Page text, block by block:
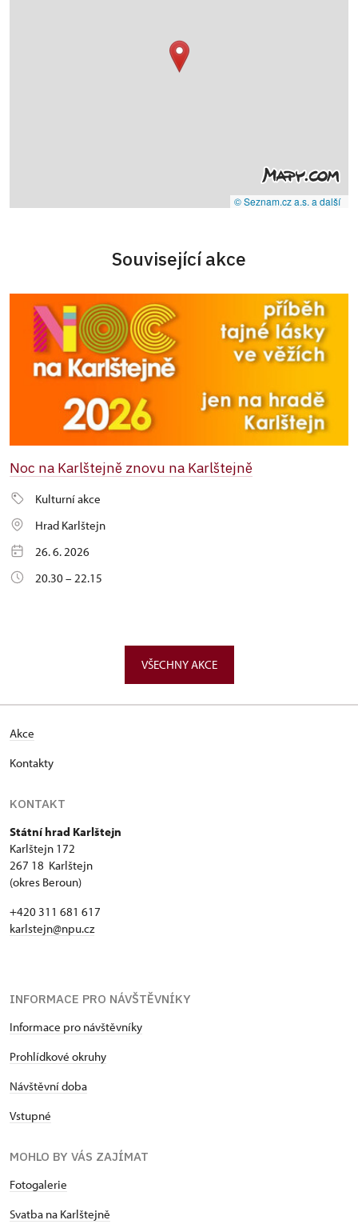
© Seznam.cz a.s. a další
Související akce
Noc na Karlštejně znovu na Karlštejně
Kulturní akce
Hrad Karlštejn
26. 6. 2026
20.30 – 22.15
VŠECHNY AKCE
Akce
Kontakty
KONTAKT
Státní hrad Karlštejn
Karlštejn 172
267 18 Karlštejn
(okres Beroun)
+420 311 681 617
karlstejn@npu.cz
INFORMACE PRO NÁVŠTĚVNÍKY
Informace pro návštěvníky
Prohlídkové okruhy
Návštěvní doba
Vstupné
MOHLO BY VÁS ZAJÍMAT
Fotogalerie
Svatba na Karlštejně